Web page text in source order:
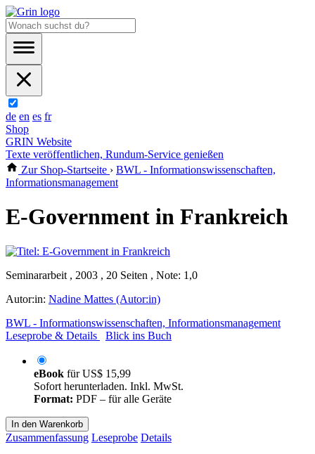
de en es fr
Shop
GRIN Website
Texte veröffentlichen, Rundum-Service genießen
Zur Shop-Startseite › BWL - Informationswissenschaften,
Informationsmanagement
E-Government in Frankreich
Seminararbeit , 2003 , 20 Seiten , Note: 1,0
Autor:in: Nadine Mattes (Autor:in)
BWL - Informationswissenschaften, Informationsmanagement
Leseprobe & Details
Blick ins Buch
eBook fürUS$ 15,99
Sofort herunterladen. Inkl. MwSt.
Format: PDF – für alle Geräte
In den Warenkorb
Zusammenfassung Leseprobe Details